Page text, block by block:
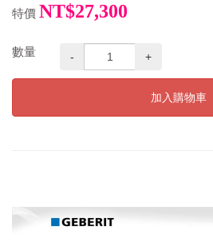
特價 NT$27,300
數量 - +
加入購物車